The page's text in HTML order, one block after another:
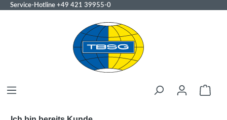
Service-Hotline +49 421 39955-0